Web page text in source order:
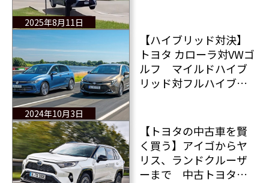
2025年8月11日
だ！
2024年10月3日
【ハイブリッド対決】
トヨタ カローラ対VWゴ
ルフ マイルドハイブ
リッド対フルハイブリ
いるのか？
【トヨタの中古車を賢
く買う】アイゴからヤ
リス、ランドクルーザ
ーまで 中古トヨタモ